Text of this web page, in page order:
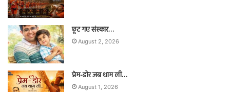
छूट गए संस्कार…
August 2, 2026
प्रेम-डोर जब थाम ली…
August 1, 2026